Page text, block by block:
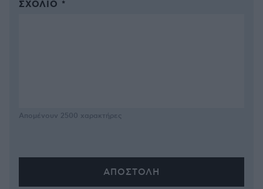
ΣΧΌΛΙΟ *
Απομένουν 2500 χαρακτήρες